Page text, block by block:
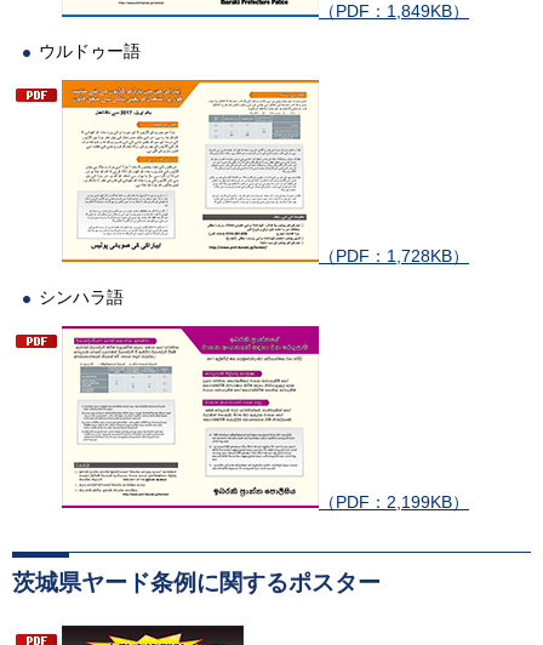
（PDF：1,849KB）
ウルドゥー語
（PDF：1,728KB）
シンハラ語
（PDF：2,199KB）
茨城県ヤード条例に関するポスター